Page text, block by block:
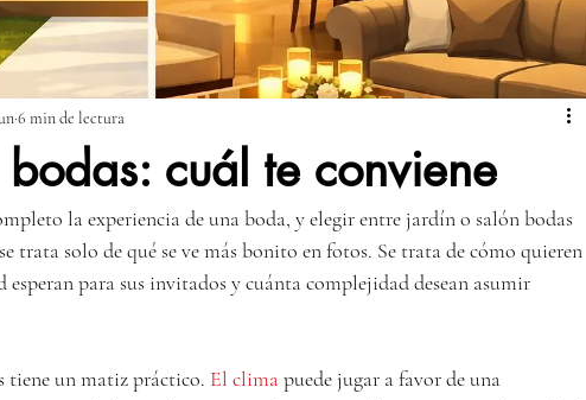
cuál te conviene
6 min de lectura
la experiencia de una boda, y elegir entre jardín o salón bodas
trata solo de qué se ve más bonito en fotos. Se trata de cómo quieren
para sus invitados y cuánta complejidad desean asumir
tiene un matiz práctico. El clima puede jugar a favor de una